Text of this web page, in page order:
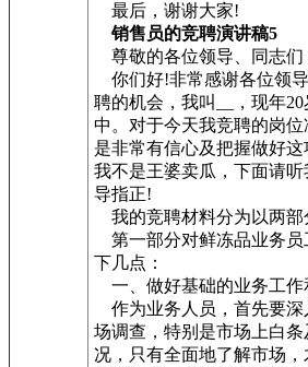
最后，谢谢大家!
销售员的竞聘演讲稿5
尊敬的各位领导、同志们
你们好!非常感谢各位领
聘的机会，我叫__，现年
中。对于今天我竞聘的岗
是非常有信心及把握做好
我不是王婆卖瓜，下面请
导指正!
我的竞聘材料分为以两部
第一部分对鲜冻品业务员
下几点：
一、做好基础的业务工作
作为业务人员，首先要深
场调查，特别是市场上白
况，只有全面地了解市场